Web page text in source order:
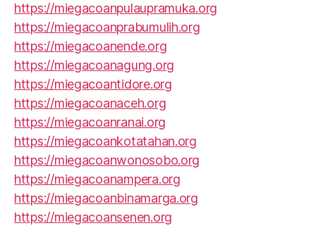
https://miegacoanpulaupramuka.org
https://miegacoanprabumulih.org
https://miegacoanende.org
https://miegacoanagung.org
https://miegacoantidore.org
https://miegacoanaceh.org
https://miegacoanranai.org
https://miegacoankotatahan.org
https://miegacoanwonosobo.org
https://miegacoanampera.org
https://miegacoanbinamarga.org
https://miegacoansenen.org